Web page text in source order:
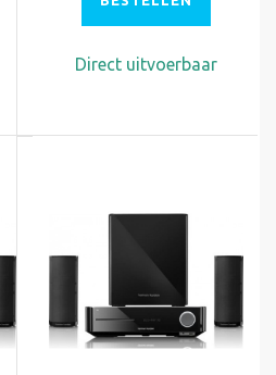
Direct uitvoerbaar